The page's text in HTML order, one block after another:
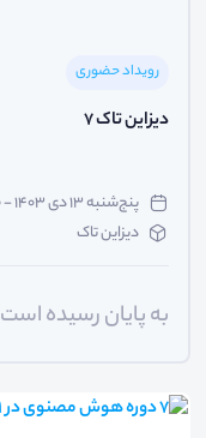
رویداد حضوری
دیزاین تاک 7
پنج‌شنبه ۱۳ دی ۱۴۰۳ - ۱۴:۳۰
دیزاین تاک
به پایان رسیده است